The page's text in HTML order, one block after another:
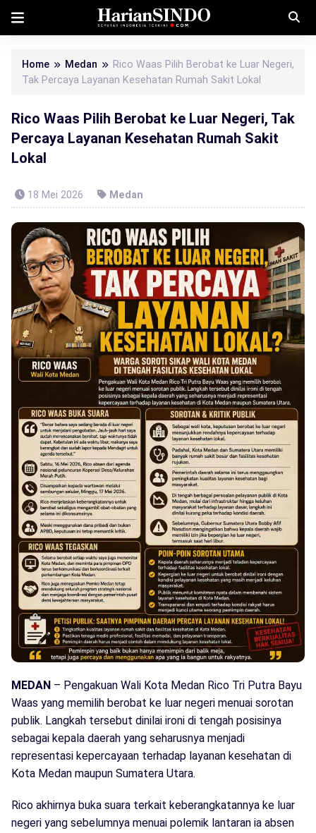
Home Medan
Rico Waas Pilih Berobat ke Luar Negeri,
Tak Percaya Layanan Kesehatan Rumah Sakit Lokal
Rico Waas Pilih Berobat ke Luar Negeri, Tak
Percaya Layanan Kesehatan Rumah Sakit
Lokal
18 Mei 2026 Medan
MEDAN – Pengakuan Wali Kota Medan Rico Tri Putra Bayu
Waas yang memilih berobat ke luar negeri menuai sorotan
publik. Langkah tersebut dinilai ironi di tengah posisinya
sebagai kepala daerah yang seharusnya menjadi
representasi kepercayaan terhadap layanan kesehatan di
Kota Medan maupun Sumatera Utara.
Rico akhirnya buka suara terkait keberangkatannya ke luar
negeri yang sebelumnya menuai polemik lantaran ia absen